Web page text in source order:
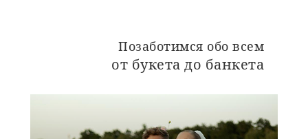
Позаботимся обо всем
от букета до банкета